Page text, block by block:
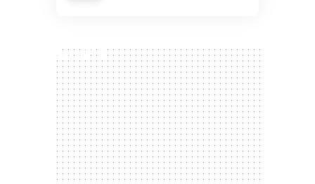
300 x 250